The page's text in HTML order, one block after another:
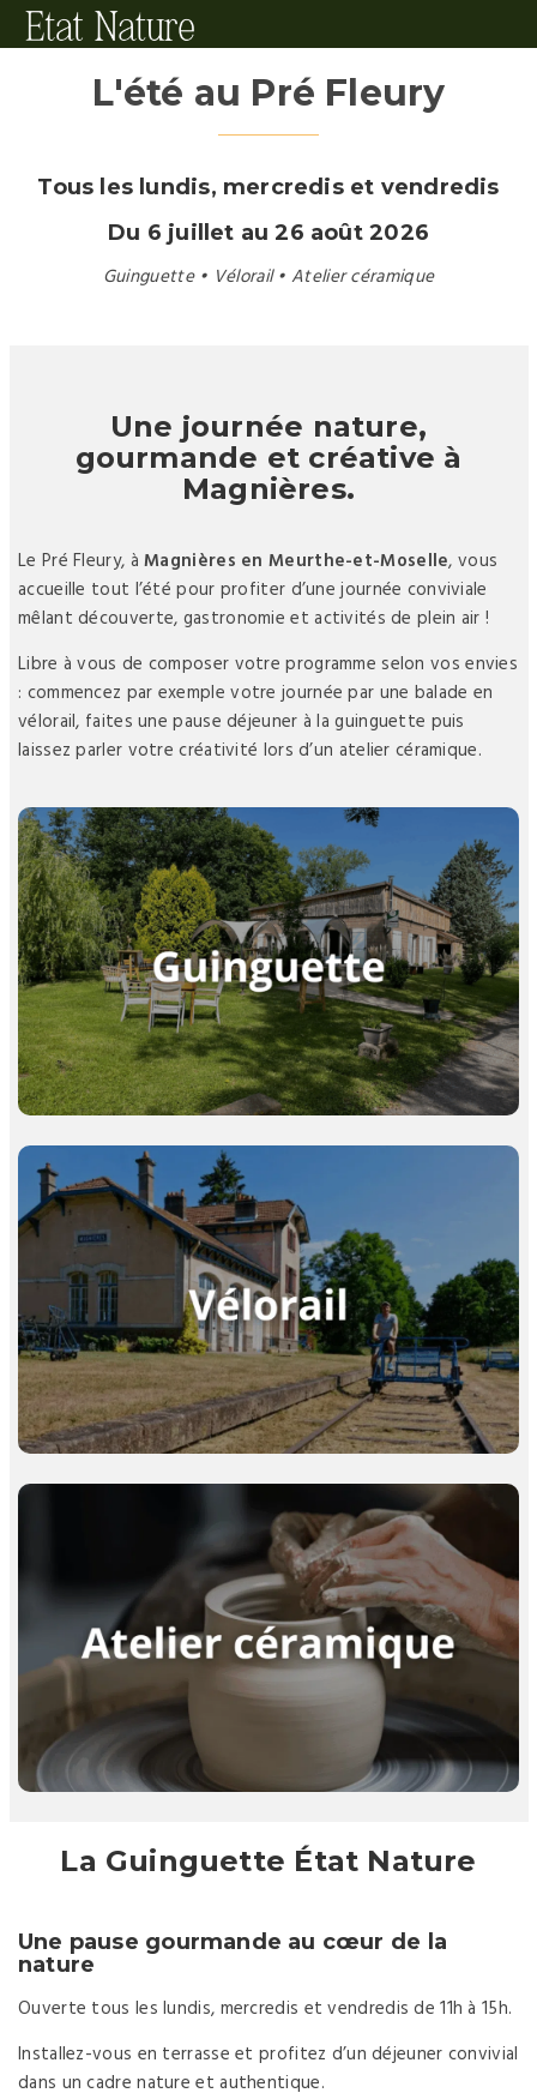
L'été au Pré Fleury
Tous les lundis, mercredis et vendredis
Du 6 juillet au 26 août 2026
Guinguette • Vélorail • Atelier céramique
Une journée nature,
gourmande et créative à
Magnières.
Le Pré Fleury, àMagnières en Meurthe-et-Moselle, vous
accueille tout l’été pour profiter d’une journée conviviale
mêlant découverte, gastronomie et activités de plein air !
Libre à vous de composer votre programme selon vos envies
: commencez par exemple votre journée par une balade en
vélorail, faites une pause déjeuner à la guinguette puis
laissez parler votre créativité lors d’un atelier céramique.
La guinguette
Ouverte de 11h à 15h
Menu barbecue : 13 €
Boissons fraîches
Terrasse intérieure ou couverte
Vélorail
Parcours de 13,4 km
Durée : 1h45
À partir de 4 €/personne
Atelier céramique
Initiation au modelage & tour de potier
Création d’objets en argile
À partir de 15 €
La Guinguette État Nature
Une pause gourmande au cœur de la
nature
Ouverte tous les lundis, mercredis et vendredis de 11h à 15h.
Installez-vous en terrasse et profitez d’un déjeuner convivial
dans un cadre nature et authentique.